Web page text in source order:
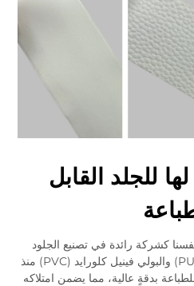
للجلد القابل
كشركة رائدة في تصنيع الجلود
الاصطناعية من البولي يوريثان (PU) والبولي فينيل كلورايد (PVC) منذ
للطباعة بدقةٍ عالية، مما يضمن امتلاكه